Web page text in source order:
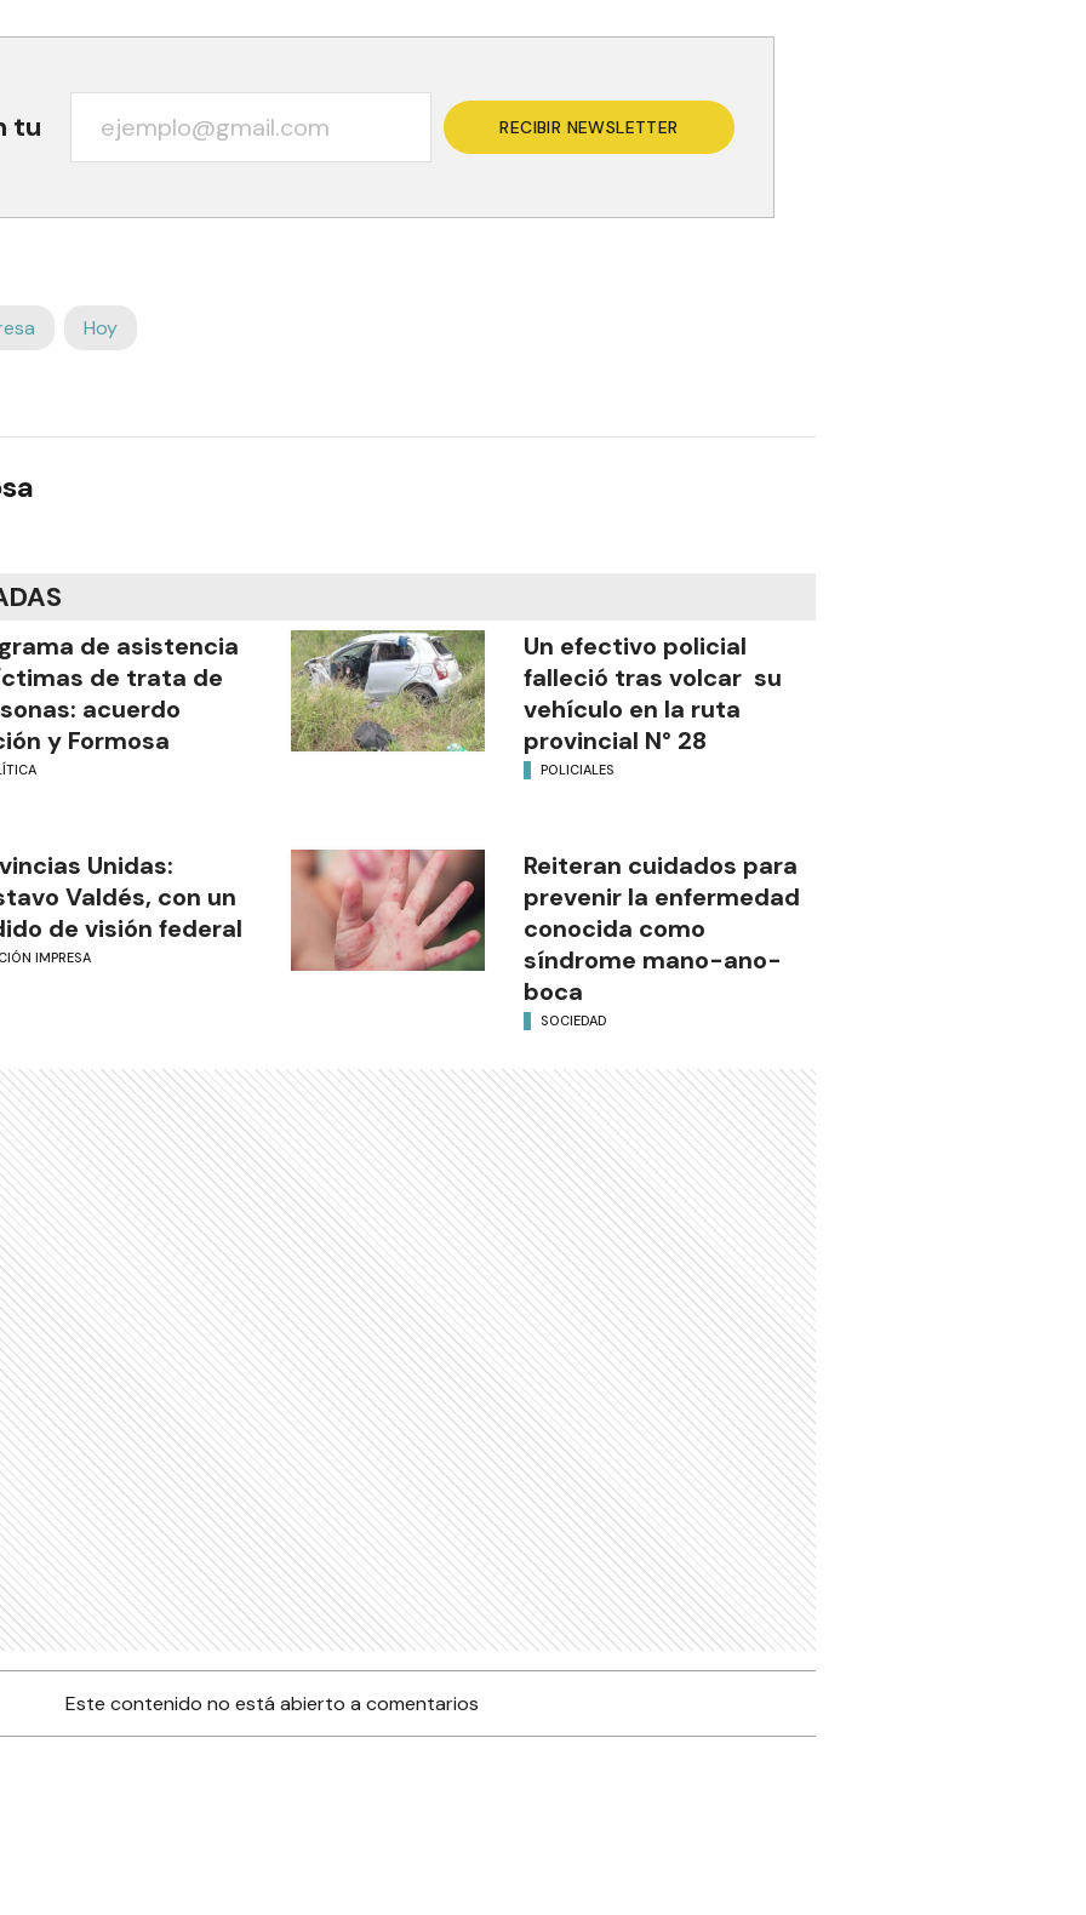
tu RECIBIR NEWSLETTER
Hoy
de asistencia
de trata de
acuerdo
y Formosa
Un efectivo policial
falleció tras volcar su
vehículo en la ruta
provincial N° 28
POLICIALES
Unidas:
Valdés, con un
de visión federal
IMPRESA
Reiteran cuidados para
prevenir la enfermedad
conocida como
síndrome mano-ano-
boca
SOCIEDAD
Este contenido no está abierto a comentarios